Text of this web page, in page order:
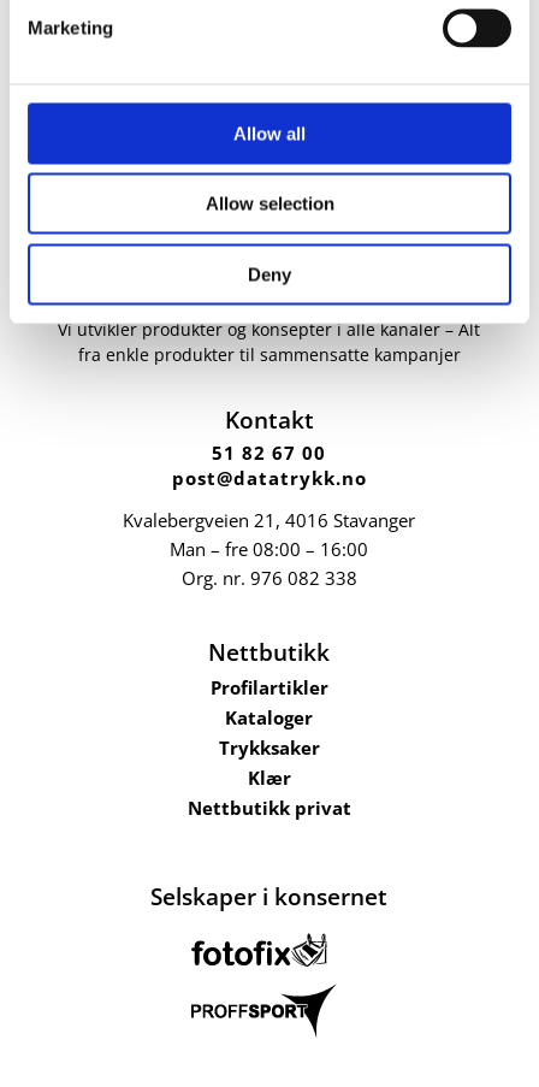
Marketing
Allow all
Allow selection
Deny
Vi utvikler produkter og konsepter i alle kanaler – Alt
fra enkle produkter til sammensatte kampanjer
Kontakt
51 82 67 00
post@datatrykk.no
Kvalebergveien 21 , 4016 Stavanger
Man – fre 08:00 – 16:00
Org. nr. 976 082 338
Nettbutikk
Profilartikler
Kataloger
Trykksaker
Klær
Nettbutikk privat
Selskaper i konsernet